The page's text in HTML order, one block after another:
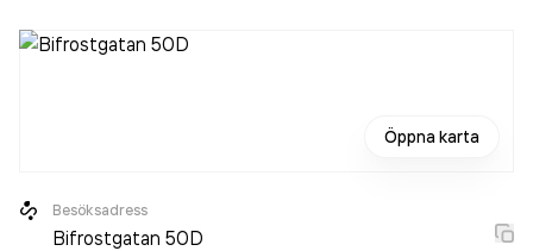
Construction Group AB
Öppna karta
Besöksadress
Bifrostgatan 50D